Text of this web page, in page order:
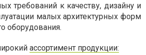
требований к качеству, дизайну и
малых архитектурных форм
оборудования.
ассортимент продукции: